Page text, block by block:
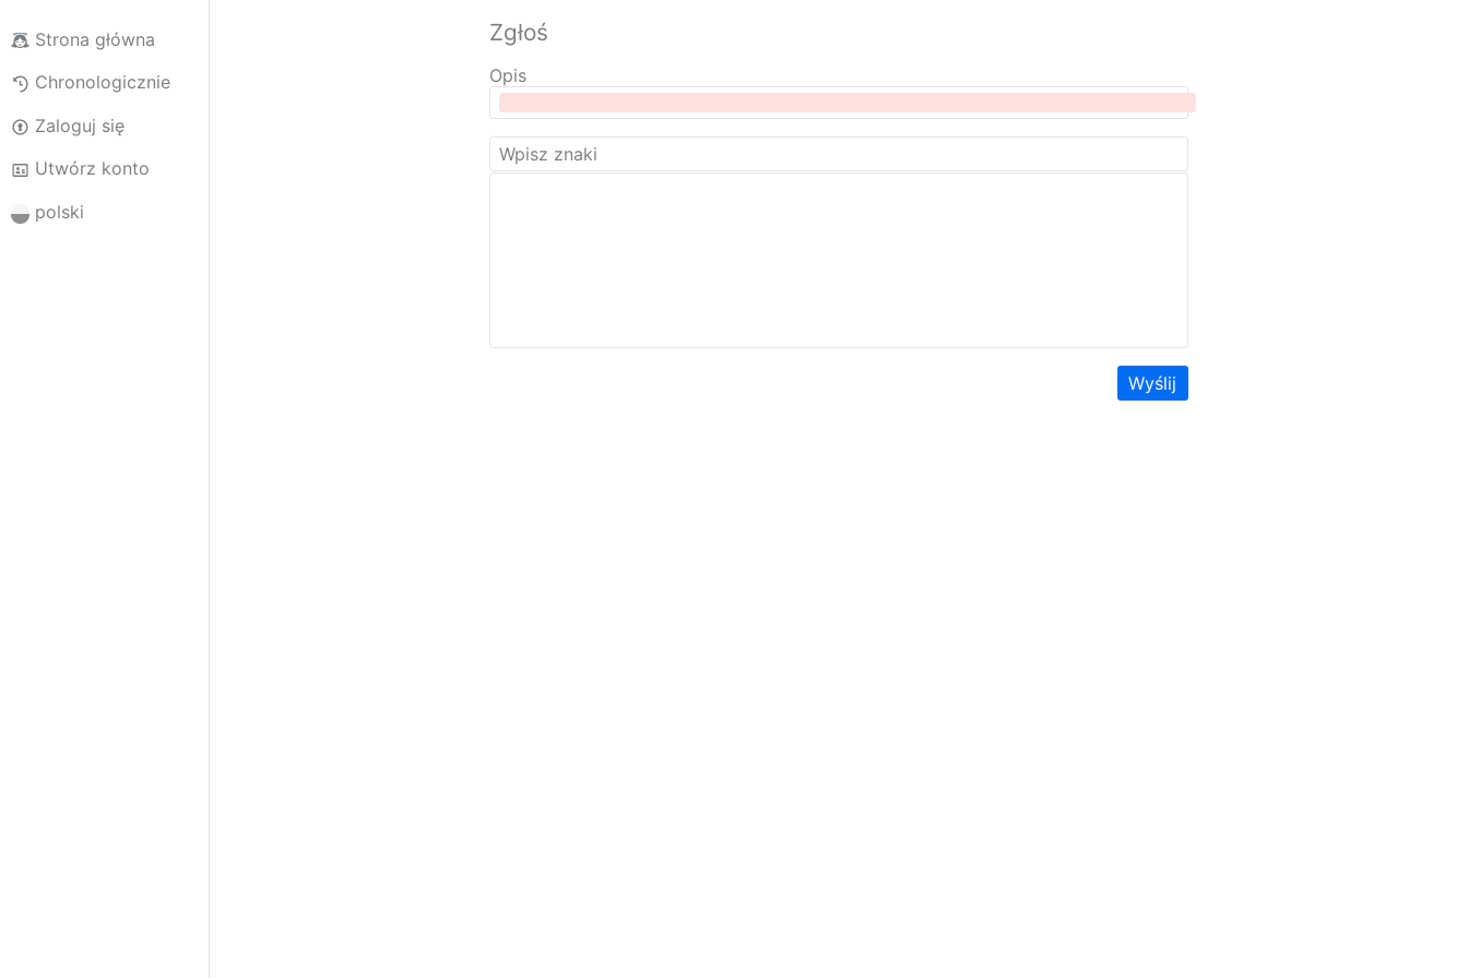
Strona główna
Chronologicznie
Zaloguj się
Utwórz konto
polski
Zgłoś
Opis
Wyślij